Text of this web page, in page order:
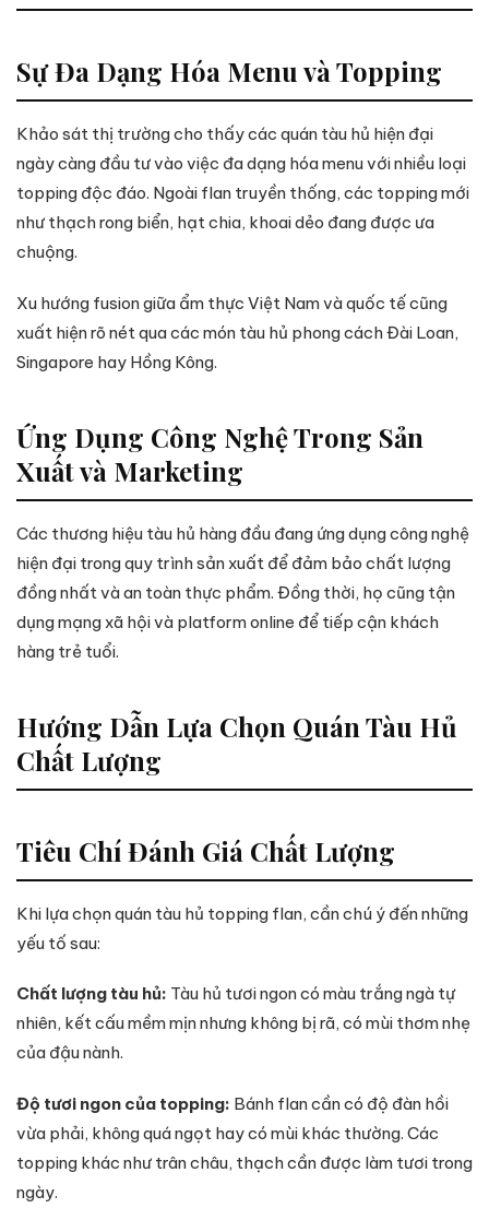
Sự Đa Dạng Hóa Menu và Topping
Khảo sát thị trường cho thấy các quán tàu hủ hiện đại
ngày càng đầu tư vào việc đa dạng hóa menu với nhiều loại
topping độc đáo. Ngoài flan truyền thống, các topping mới
như thạch rong biển, hạt chia, khoai dẻo đang được ưa
chuộng.
Xu hướng fusion giữa ẩm thực Việt Nam và quốc tế cũng
xuất hiện rõ nét qua các món tàu hủ phong cách Đài Loan,
Singapore hay Hồng Kông.
Ứng Dụng Công Nghệ Trong Sản
Xuất và Marketing
Các thương hiệu tàu hủ hàng đầu đang ứng dụng công nghệ
hiện đại trong quy trình sản xuất để đảm bảo chất lượng
đồng nhất và an toàn thực phẩm. Đồng thời, họ cũng tận
dụng mạng xã hội và platform online để tiếp cận khách
hàng trẻ tuổi.
Hướng Dẫn Lựa Chọn Quán Tàu Hủ
Chất Lượng
Tiêu Chí Đánh Giá Chất Lượng
Khi lựa chọn quán tàu hủ topping flan, cần chú ý đến những
yếu tố sau:
Chất lượng tàu hủ: Tàu hủ tươi ngon có màu trắng ngà tự
nhiên, kết cấu mềm mịn nhưng không bị rã, có mùi thơm nhẹ
của đậu nành.
Độ tươi ngon của topping: Bánh flan cần có độ đàn hồi
vừa phải, không quá ngọt hay có mùi khác thường. Các
topping khác như trân châu, thạch cần được làm tươi trong
ngày.